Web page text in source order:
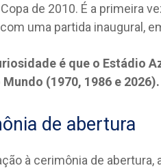
de 2010. É a primeira
uma partida inaugural,
é que o Estádio
Mundo (1970, 1986 e 2026).
de abertura
à cerimônia de